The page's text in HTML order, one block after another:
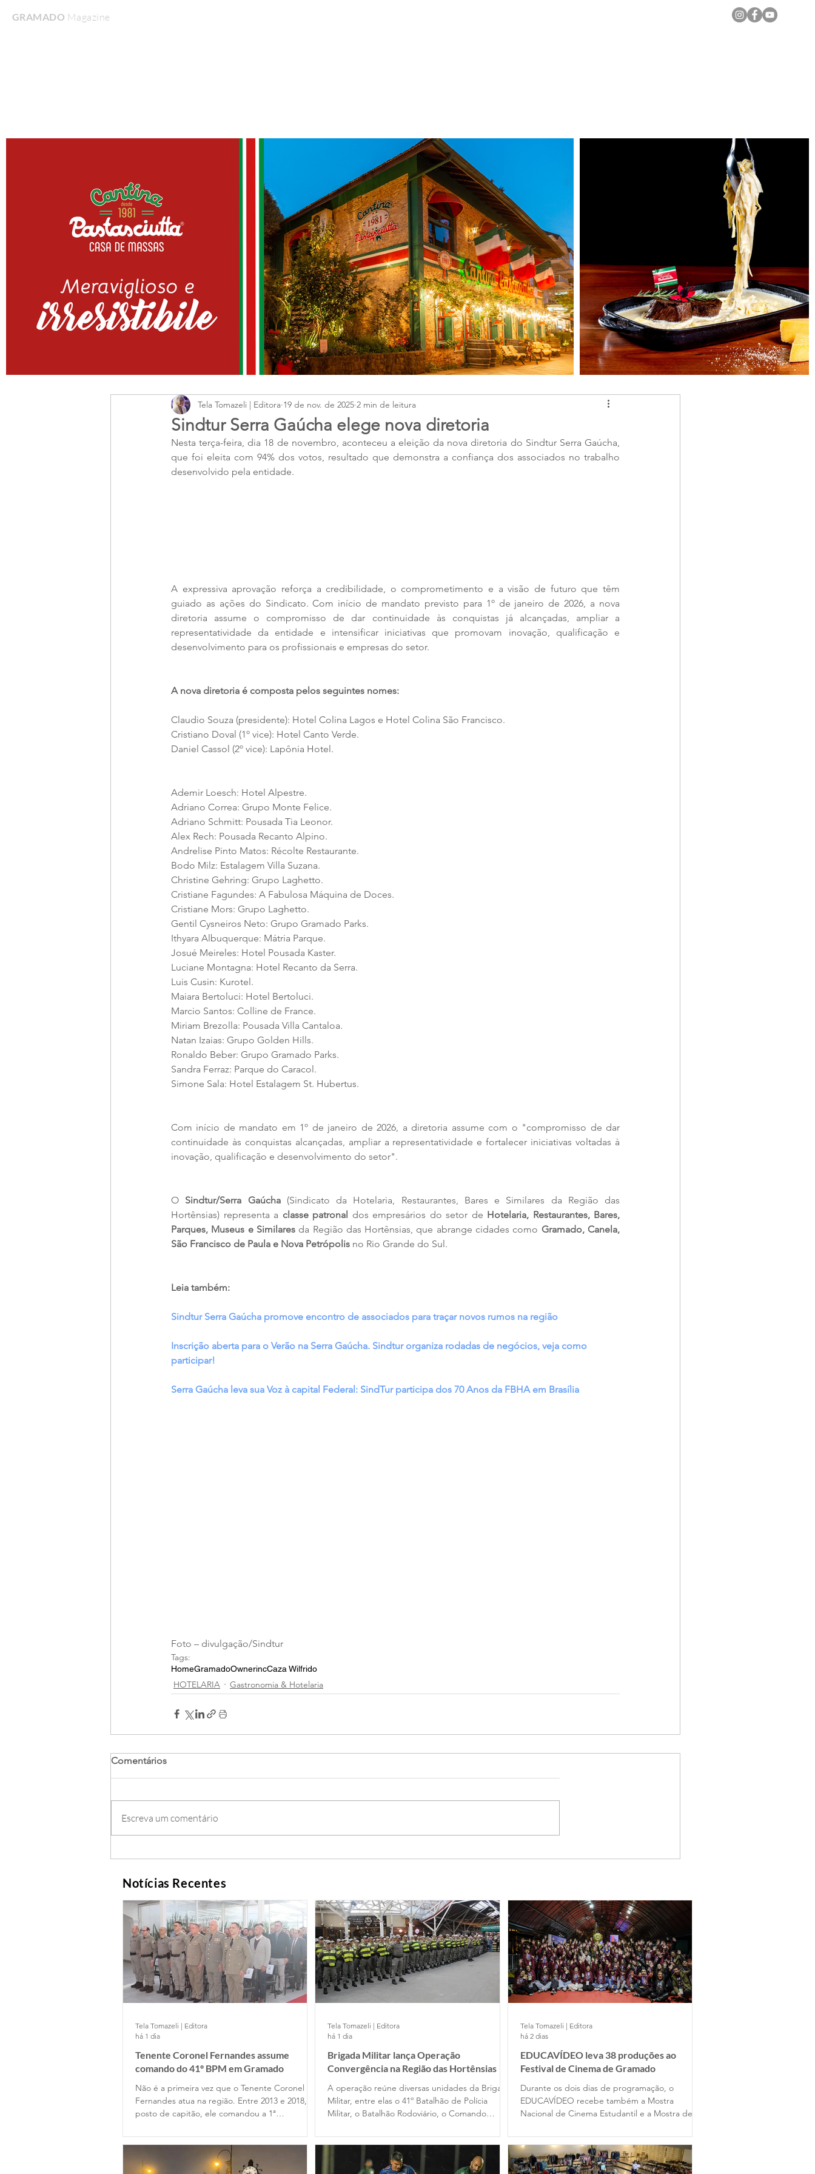
GRAMADO MagazineHome
Sindtur Serra Gaúcha elege nova diretoria
Tela Tomazeli | Editora 19 de nov. de 2025 2 min de leitura
Nesta terça-feira, dia 18 de novembro, aconteceu a eleição da nova diretoria do Sindtur Serra Gaúcha,
que foi eleita com 94% dos votos, resultado que demonstra a confiança dos associados no trabalho
desenvolvido pela entidade.
A expressiva aprovação reforça a credibilidade, o comprometimento e a visão de futuro que têm
guiado as ações do Sindicato. Com início de mandato previsto para 1º de janeiro de 2026, a nova
diretoria assume o compromisso de dar continuidade às conquistas já alcançadas, ampliar a
representatividade da entidade e intensificar iniciativas que promovam inovação, qualificação e
desenvolvimento para os profissionais e empresas do setor.
A nova diretoria é composta pelos seguintes nomes:
Claudio Souza (presidente): Hotel Colina Lagos e Hotel Colina São Francisco.
Cristiano Doval (1º vice): Hotel Canto Verde.
Daniel Cassol (2º vice): Lapônia Hotel.
Ademir Loesch: Hotel Alpestre.
Adriano Correa: Grupo Monte Felice.
Adriano Schmitt: Pousada Tia Leonor.
Alex Rech: Pousada Recanto Alpino.
Andrelise Pinto Matos: Récolte Restaurante.
Bodo Milz: Estalagem Villa Suzana.
Christine Gehring: Grupo Laghetto.
Cristiane Fagundes: A Fabulosa Máquina de Doces.
Cristiane Mors: Grupo Laghetto.
Gentil Cysneiros Neto: Grupo Gramado Parks.
Ithyara Albuquerque: Mátria Parque.
Josué Meireles: Hotel Pousada Kaster.
Luciane Montagna: Hotel Recanto da Serra.
Luis Cusin: Kurotel.
Maiara Bertoluci: Hotel Bertoluci.
Marcio Santos: Colline de France.
Miriam Brezolla: Pousada Villa Cantaloa.
Natan Izaias: Grupo Golden Hills.
Ronaldo Beber: Grupo Gramado Parks.
Sandra Ferraz: Parque do Caracol.
Simone Sala: Hotel Estalagem St. Hubertus.
Com início de mandato em 1º de janeiro de 2026, a diretoria assume com o "compromisso de dar
continuidade às conquistas alcançadas, ampliar a representatividade e fortalecer iniciativas voltadas à
inovação, qualificação e desenvolvimento do setor".
O Sindtur/Serra Gaúcha (Sindicato da Hotelaria, Restaurantes, Bares e Similares da Região das
Hortênsias) representa a classe patronal dos empresários do setor de Hotelaria, Restaurantes, Bares,
Parques, Museus e Similares da Região das Hortênsias, que abrange cidades como Gramado, Canela,
São Francisco de Paula e Nova Petrópolis no Rio Grande do Sul.
Leia também:
Sindtur Serra Gaúcha promove encontro de associados para traçar novos rumos na região
Inscrição aberta para o Verão na Serra Gaúcha. Sindtur organiza rodadas de negócios, veja como
participar!
Serra Gaúcha leva sua Voz à capital Federal: SindTur participa dos 70 Anos da FBHA em Brasília
Foto – divulgação/Sindtur
Tags:
HomeGramadoOwnerincCaza Wilfrido
HOTELARIA Gastronomia & Hotelaria
Comentários
Escreva um comentário
Notícias Recentes
Tenente Coronel Fernandes assume
comando do 41º BPM em Gramado
Não é a primeira vez que o Tenente Coronel
Fernandes atua na região. Entre 2013 e 2018, no
posto de capitão, ele comandou a 1ª
Estado Maior da Unidade. Retornou em 2020,
permanecendo até 2022, quando ocupou o
posto de major na função de subcomandante
Tela Tomazeli | Editora
há 1 dia
Brigada Militar lança Operação
Convergência na Região das Hortênsias
A operação reúne diversas unidades da Brigada
Militar, entre elas o 41º Batalhão de Polícia
Militar, o Batalhão Rodoviário, o Comando
Departamento de Ensino. Participam das ações
dois alunos-oficiais do Curso Superior de Polícia
Militar e 120 alunos-soldados do Curso Básico
Tela Tomazeli | Editora
há 1 dia
EDUCAVÍDEO leva 38 produções ao
Festival de Cinema de Gramado
Durante os dois dias de programação, o
EDUCAVÍDEO recebe também a Mostra
Nacional de Cinema Estudantil e a Mostra de
diferentes estados do país ao lado dos
trabalhos dos alunos gramadenses.
Tela Tomazeli | Editora
há 2 dias